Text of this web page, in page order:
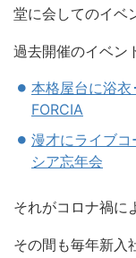
堂に会してのイベ
過去開催のイベン
本格屋台に浴
FORCIA
漫才にライブ
シア忘年会
それがコロナ禍に
その間も毎年新入